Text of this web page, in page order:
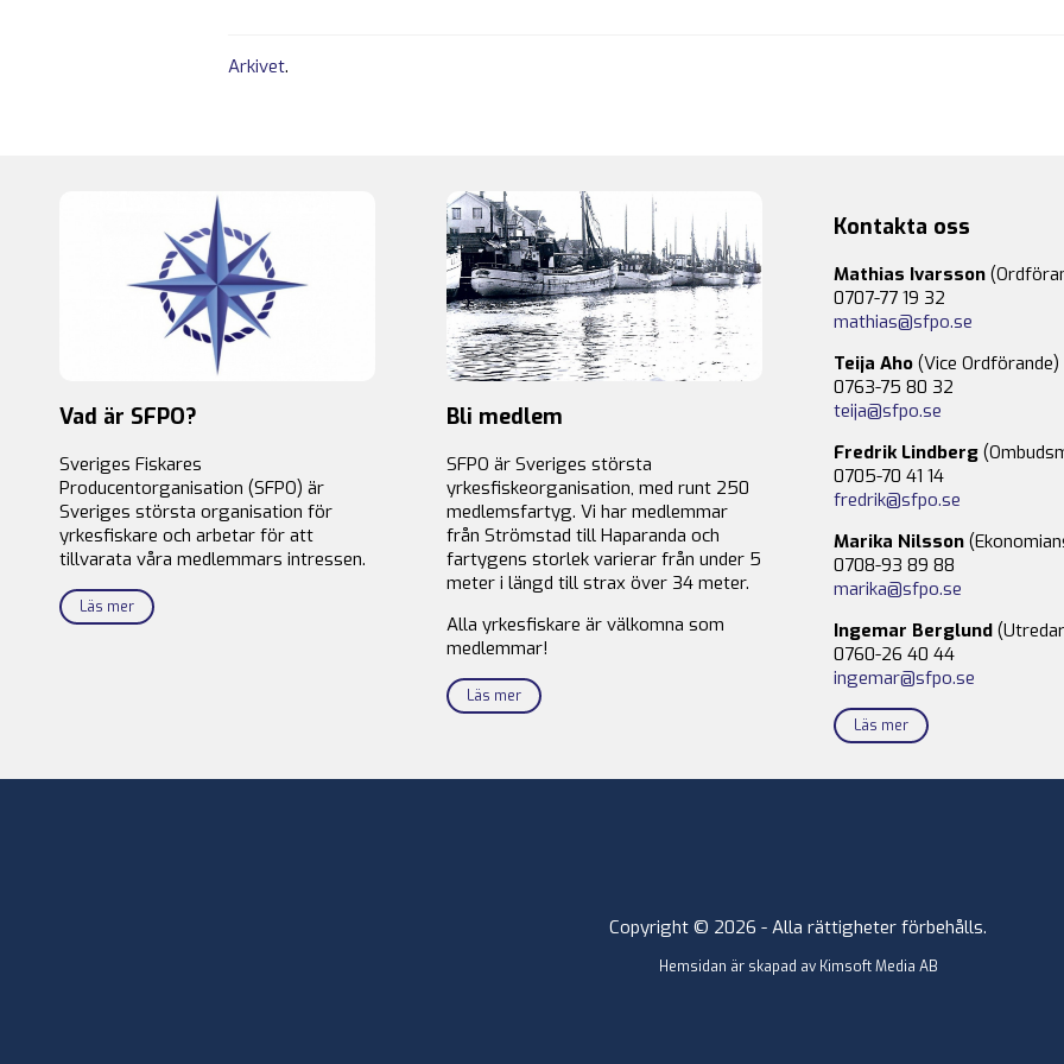
Arkivet.
Vad är SFPO?
Sveriges Fiskares
Producentorganisation (SFPO) är
Sveriges största organisation för
yrkesfiskare och arbetar för att
tillvarata våra medlemmars intressen.
Läs mer
Bli medlem
SFPO är Sveriges största
yrkesfiskeorganisation, med runt 250
medlemsfartyg. Vi har medlemmar
från Strömstad till Haparanda och
fartygens storlek varierar från under 5
meter i längd till strax över 34 meter.
Alla yrkesfiskare är välkomna som
medlemmar!
Läs mer
Kontakta oss
Mathias Ivarsson
0707-77 19 32
mathias@sfpo.se
Teija Aho (Vice Ordförande)
0763-75 80 32
teija@sfpo.se
Fredrik Lindberg
0705-70 41 14
fredrik@sfpo.se
Marika Nilsson
0708-93 89 88
marika@sfpo.se
Ingemar Berglund
0760-26 40 44
ingemar@sfpo.se
Läs mer
Copyright © 2026 - Alla rättigheter förbehålls.
Hemsidan är skapad av Kimsoft Media AB